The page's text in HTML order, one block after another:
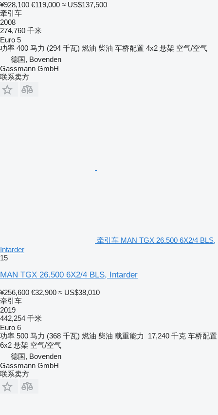
¥928,100 €119,000 ≈ US$137,500
牵引车
2008
274,760 千米
Euro 5
功率 400 马力 (294 千瓦) 燃油 柴油 车桥配置 4x2 悬架 空气/空气
德国, Bovenden
Gassmann GmbH
联系卖方
牵引车 MAN TGX 26.500 6X2/4 BLS,
Intarder
15
MAN TGX 26.500 6X2/4 BLS, Intarder
¥256,600 €32,900 ≈ US$38,010
牵引车
2019
442,254 千米
Euro 6
功率 500 马力 (368 千瓦) 燃油 柴油 载重能力 17,240 千克 车桥配置
6x2 悬架 空气/空气
德国, Bovenden
Gassmann GmbH
联系卖方